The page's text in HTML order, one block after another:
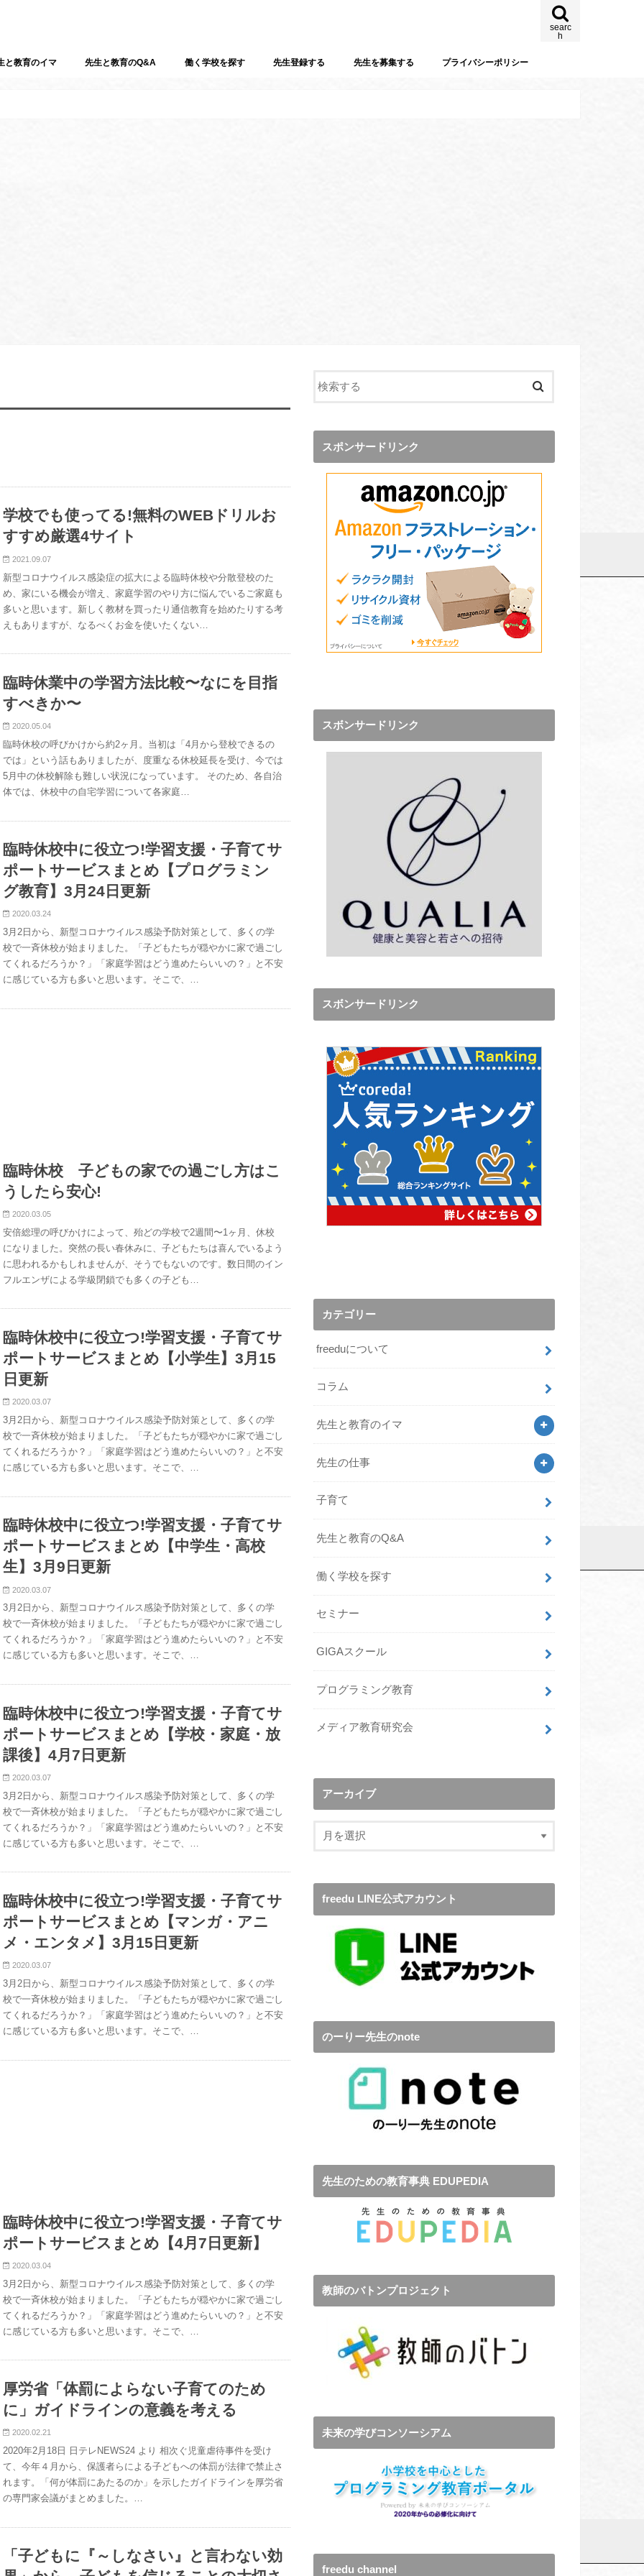
searc
h
と教育のイマ 先生と教育のQ&A 働く学校を探す 先生登録する 先生を募集する プライバシーポリシー
学校でも使ってる!無料のWEBドリルお
すすめ厳選4サイト
2021.09.07
新型コロナウイルス感染症の拡大による臨時休校や分散登校のた
め、家にいる機会が増え、家庭学習のやり方に悩んでいるご家庭も
多いと思います。新しく教材を買ったり通信教育を始めたりする考
えもありますが、なるべくお金を使いたくない…
臨時休業中の学習方法比較〜なにを目指
すべきか〜
2020.05.04
臨時休校の呼びかけから約2ヶ月。当初は「4月から登校できるの
では」という話もありましたが、度重なる休校延長を受け、今では
5月中の休校解除も難しい状況になっています。 そのため、各自治
体では、休校中の自宅学習について各家庭…
臨時休校中に役立つ!学習支援・子育てサ
ポートサービスまとめ【プログラミン
グ教育】3月24日更新
2020.03.24
3月2日から、新型コロナウイルス感染予防対策として、多くの学
校で一斉休校が始まりました。「子どもたちが穏やかに家で過ごし
てくれるだろうか？」「家庭学習はどう進めたらいいの？」と不安
に感じている方も多いと思います。そこで、…
臨時休校 子どもの家での過ごし方はこ
うしたら安心!
2020.03.05
安倍総理の呼びかけによって、殆どの学校で2週間〜1ヶ月、休校
になりました。突然の長い春休みに、子どもたちは喜んでいるよう
に思われるかもしれませんが、そうでもないのです。数日間のイン
フルエンザによる学級閉鎖でも多くの子ども…
臨時休校中に役立つ!学習支援・子育てサ
ポートサービスまとめ【小学生】3月15
日更新
2020.03.07
3月2日から、新型コロナウイルス感染予防対策として、多くの学
校で一斉休校が始まりました。「子どもたちが穏やかに家で過ごし
てくれるだろうか？」「家庭学習はどう進めたらいいの？」と不安
に感じている方も多いと思います。そこで、…
臨時休校中に役立つ!学習支援・子育てサ
ポートサービスまとめ【中学生・高校
生】3月9日更新
2020.03.07
3月2日から、新型コロナウイルス感染予防対策として、多くの学
校で一斉休校が始まりました。「子どもたちが穏やかに家で過ごし
てくれるだろうか？」「家庭学習はどう進めたらいいの？」と不安
に感じている方も多いと思います。そこで、…
臨時休校中に役立つ!学習支援・子育てサ
ポートサービスまとめ【学校・家庭・放
課後】4月7日更新
2020.03.07
3月2日から、新型コロナウイルス感染予防対策として、多くの学
校で一斉休校が始まりました。「子どもたちが穏やかに家で過ごし
てくれるだろうか？」「家庭学習はどう進めたらいいの？」と不安
に感じている方も多いと思います。そこで、…
臨時休校中に役立つ!学習支援・子育てサ
ポートサービスまとめ【マンガ・アニ
メ・エンタメ】3月15日更新
2020.03.07
3月2日から、新型コロナウイルス感染予防対策として、多くの学
校で一斉休校が始まりました。「子どもたちが穏やかに家で過ごし
てくれるだろうか？」「家庭学習はどう進めたらいいの？」と不安
に感じている方も多いと思います。そこで、…
臨時休校中に役立つ!学習支援・子育てサ
ポートサービスまとめ【4月7日更新】
2020.03.04
3月2日から、新型コロナウイルス感染予防対策として、多くの学
校で一斉休校が始まりました。「子どもたちが穏やかに家で過ごし
てくれるだろうか？」「家庭学習はどう進めたらいいの？」と不安
に感じている方も多いと思います。そこで、…
厚労省「体罰によらない子育てのため
に」ガイドラインの意義を考える
2020.02.21
2020年2月18日 日テレNEWS24 より 相次ぐ児童虐待事件を受け
て、今年４月から、保護者らによる子どもへの体罰が法律で禁止さ
れます。「何が体罰にあたるのか」を示したガイドラインを厚労省
の専門家会議がまとめました。…
「子どもに『～しなさい』と言わない効
スポンサードリンク
スボンサードリンク
スボンサードリンク
カテゴリー
freeduについて
コラム
先生と教育のイマ
先生の仕事
子育て
先生と教育のQ&A
働く学校を探す
セミナー
GIGAスクール
プログラミング教育
メディア教育研究会
アーカイブ
freedu LINE公式アカウント
のーりー先生のnote
先生のための教育事典 EDUPEDIA
教師のバトンプロジェクト
未来の学びコンソーシアム
freedu channel